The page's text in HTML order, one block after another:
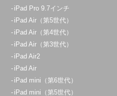
iPad Pro 9.7インチ
iPad Air（第5世代）
iPad Air（第4世代）
iPad Air（第3世代）
iPad Air2
iPad Air
iPad mini（第6世代）
iPad mini（第5世代）